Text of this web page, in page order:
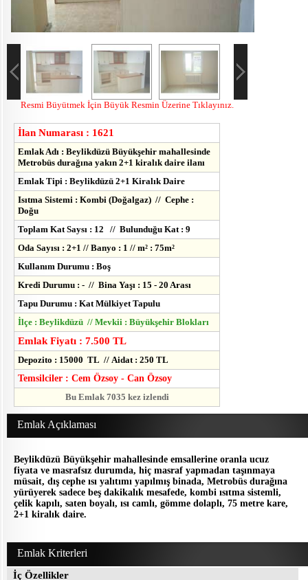
Resmi Büyütmek İçin Büyük Resmin Üzerine Tıklayınız.
İlan Numarası : 1621
Emlak Adı : Beylikdüzü Büyükşehir mahallesinde
Metrobüs durağına yakın 2+1 kiralık daire ilanı
Emlak Tipi : Beylikdüzü 2+1 Kiralık Daire
Isıtma Sistemi : Kombi (Doğalgaz) // Cephe :
Doğu
Toplam Kat Saysı : 12 // Bulunduğu Kat : 9
Oda Sayısı : 2+1 // Banyo : 1 // m² : 75m²
Kullanım Durumu : Boş
Kredi Durumu : - // Bina Yaşı : 15 - 20 Arası
Tapu Durumu : Kat Mülkiyet Tapulu
İlçe : Beylikdüzü // Mevkii : Büyükşehir Blokları
Emlak Fiyatı : 7.500 TL
Depozito : 15000 TL // Aidat : 250 TL
Temsilciler : Cem Özsoy - Can Özsoy
Bu Emlak 7035 kez izlendi
Emlak Açıklaması
Beylikdüzü Büyükşehir mahallesinde emsallerine oranla ucuz
fiyata ve masrafsız durumda, hiç masraf yapmadan taşınmaya
müsait, dış cephe ısı yalıtımı yapılmış binada, Metrobüs durağına
yürüyerek sadece beş dakikalık mesafede, kombi ısıtma sistemli,
çelik kapılı, saten boyalı, ısı camlı, gömme dolaplı, 75 metre kare,
2+1 kiralık daire.
Emlak Kriterleri
İç Özellikler